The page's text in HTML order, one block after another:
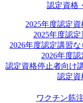
認定資格
2025年度認定
2025年度認
2026年度認定講習
2026年度
認定資格停止者向け
認定資
ワクチン筋